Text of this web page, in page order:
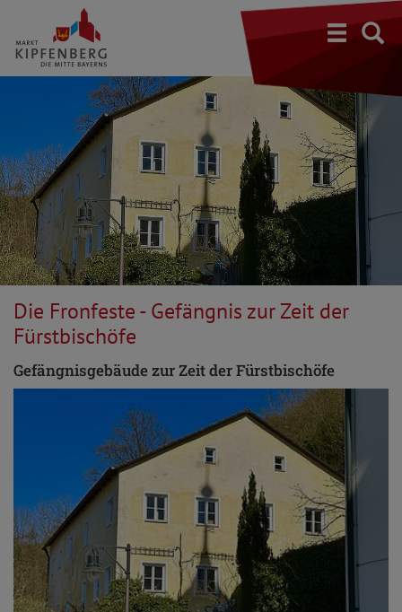
Die Fronfeste - Gefängnis zur Zeit der
Fürstbischöfe
Gefängnisgebäude zur Zeit der Fürstbischöfe